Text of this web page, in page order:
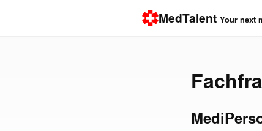
MedTalent Your next